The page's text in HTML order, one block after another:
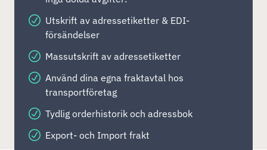
Utskrift av adressetiketter & EDI-
försändelser
Massutskrift av adressetiketter
Använd dina egna fraktavtal hos
transportföretag
Tydlig orderhistorik och adressbok
Export- och Import frakt